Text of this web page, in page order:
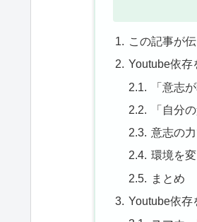
この記事が
Youtube依存
「意志
「自分
意志の
環境を
まとめ
Youtube依存